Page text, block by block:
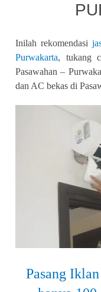
Inilah rekomendasi
Purwakarta, tukang
Pasawahan –
dan AC bekas di
Pasang